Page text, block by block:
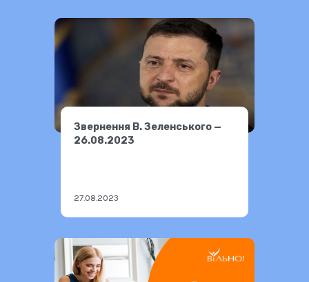
Звернення В. Зеленського —
26.08.2023
27.08.2023